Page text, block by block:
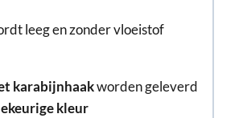
leeg en zonder vloeistof
karabijnhaakworden geleverd
kleur